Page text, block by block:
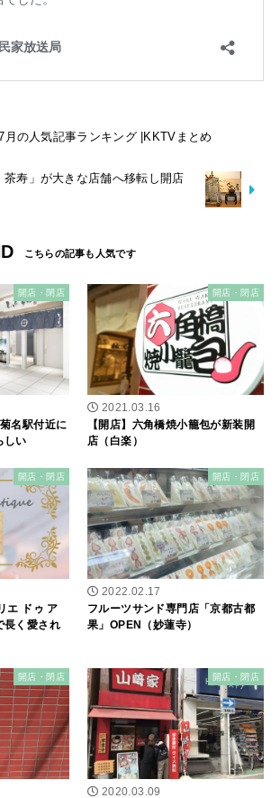
月の人気記事ランキング |KKTVまとめ
茶寿」が大きな店舗へ移転し開店
開店・閉店
名駅付近に
しい
開店・閉店
2021.03.16
【開店】六角橋焼小籠包が新装開
店（白楽）
開店・閉店
エ ドゥ ア
長く愛され
開店・閉店
2022.02.17
フルーツサンド専門店「京都古都
果」OPEN（妙蓮寺）
開店・閉店 開店・閉店
2020.03.09